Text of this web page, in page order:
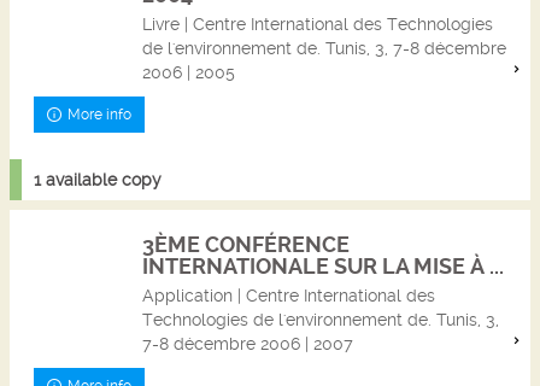
Livre | Centre International des Technologies
de l'environnement de. Tunis, 3, 7-8 décembre
2006 | 2005
More info
1 available copy
3ÈME CONFÉRENCE
INTERNATIONALE SUR LA MISE À ...
Application | Centre International des
Technologies de l'environnement de. Tunis, 3,
7-8 décembre 2006 | 2007